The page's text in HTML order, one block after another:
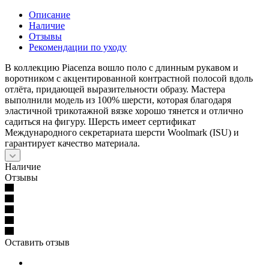
Описание
Наличие
Отзывы
Рекомендации по уходу
В коллекцию Piacenza вошло поло с длинным рукавом и
воротником с акцентированной контрастной полосой вдоль
отлёта, придающей выразительности образу. Мастера
выполнили модель из 100% шерсти, которая благодаря
эластичной трикотажной вязке хорошо тянется и отлично
садиться на фигуру. Шерсть имеет сертификат
Международного секретариата шерсти Woolmark (ISU) и
гарантирует качество материала.
Наличие
Отзывы
Оставить отзыв